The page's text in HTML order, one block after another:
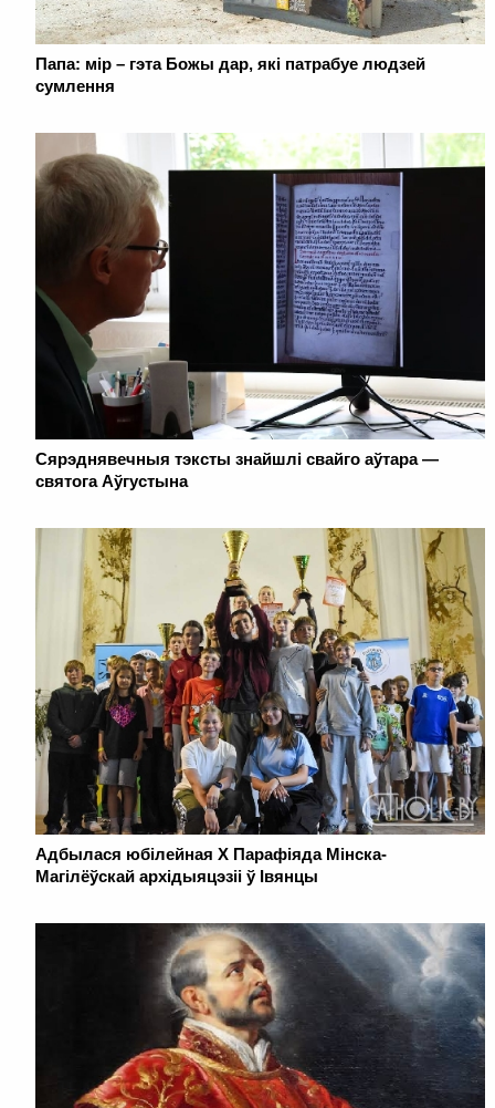
Папа: мір – гэта Божы дар, які патрабуе людзей
сумлення
Сярэднявечныя тэксты знайшлі свайго аўтара —
святога Аўгустына
Адбылася юбілейная Х Парафіяда Мінска-
Магілёўскай архідыяцэзіі ў Івянцы